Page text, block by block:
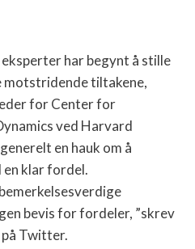
har begynt å stille
motstridende tiltakene,
for Center for
ved Harvard
en hauk om å
klar fordel.
bevis for fordeler, ”skrev
på Twitter.